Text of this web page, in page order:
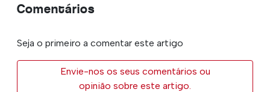
Comentários
Seja o primeiro a comentar este artigo
Envie-nos os seus comentários ou
opinião sobre este artigo.